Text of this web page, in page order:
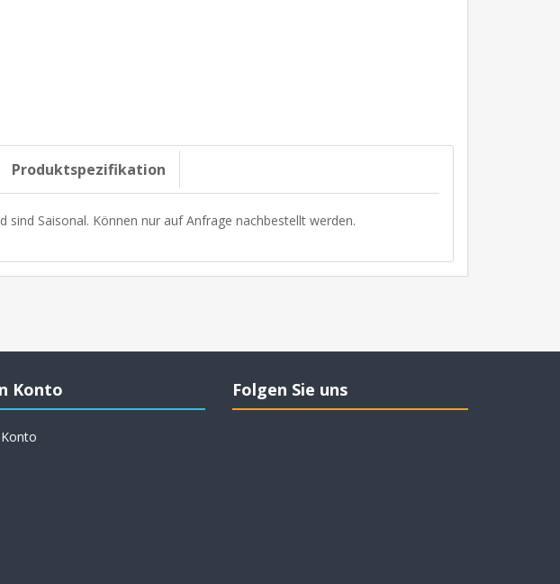
Produktspezifikation
sind Saisonal. Können nur auf Anfrage nachbestellt werden.
Konto Folgen Sie uns